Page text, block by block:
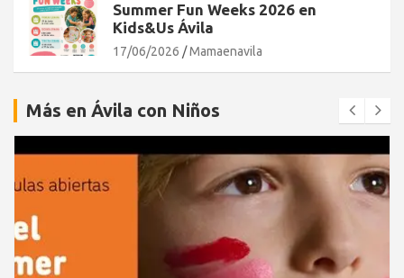
Summer Fun Weeks 2026 en
Kids&Us Ávila
17/06/2026 Mamaenavila
Más en Ávila con Niños